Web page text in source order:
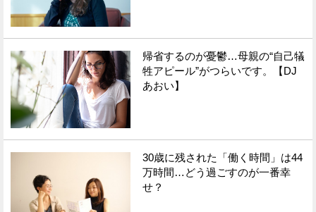
帰省するのが憂鬱…母親の“自己犠
牲アピール”がつらいです。【DJ
あおい】
30歳に残された「働く時間」は44
万時間…どう過ごすのが一番幸
せ？